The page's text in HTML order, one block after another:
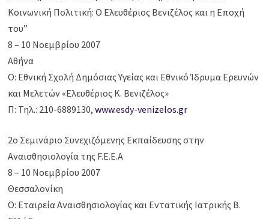
Κοινωνική Πολιτική: Ο Ελευθέριος Βενιζέλος και η Εποχή
του”
8 – 10 Νοεμβρίου 2007
Αθήνα
Ο: Εθνική Σχολή Δημόσιας Υγείας και Εθνικό Ίδρυμα Ερευνών
και Μελετών «Ελευθέριος Κ. Βενιζέλος»
Π: Τηλ.: 210-6889130,www.esdy-venizelos.gr
2o Σεμινάριο Συνεχιζόμενης Εκπαίδευσης στην
Αναισθησιολογία της F.E.E.A
8 – 10 Νοεμβρίου 2007
Θεσσαλονίκη
Ο: Εταιρεία Αναισθησιολογίας και Εντατικής Ιατρικής Β.